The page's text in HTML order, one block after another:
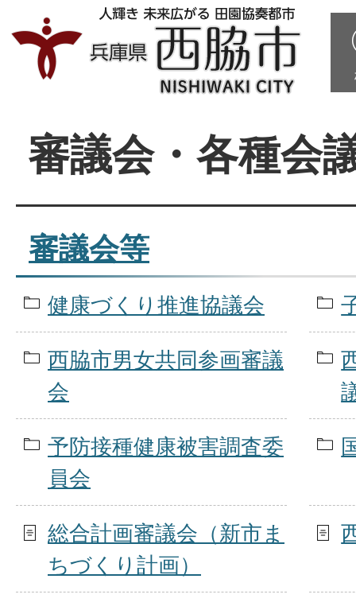
審議会・各種会
審議会等
健康づくり推進協議会
西脇市男女共同参画審議
会
予防接種健康被害調査委
員会
総合計画審議会（新市ま
ちづくり計画）